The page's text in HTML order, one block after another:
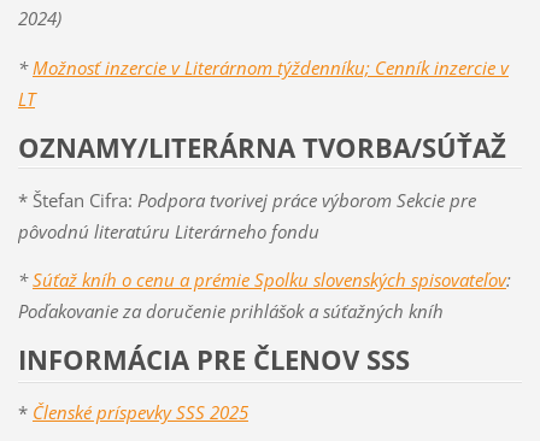
2024)
* Možnosť inzercie v Literárnom týždenníku; Cenník inzercie v
LT
OZNAMY/LITERÁRNA TVORBA/SÚŤAŽ
* Štefan Cifra: Podpora tvorivej práce výborom Sekcie pre
pôvodnú literatúru Literárneho fondu
*Súťaž kníh o cenu a prémie Spolku slovenských spisovateľov:
Poďakovanie za doručenie prihlášok a súťažných kníh
INFORMÁCIA PRE ČLENOV SSS
* Členské príspevky SSS 2025